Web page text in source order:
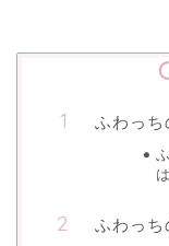
ふわっち
ふわっち